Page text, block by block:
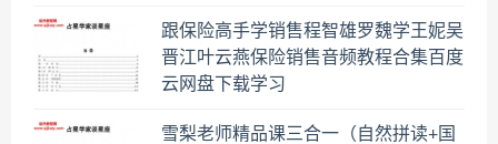
跟保险高手学销售程智雄罗魏学王妮吴
晋江叶云燕保险销售音频教程合集百度
云网盘下载学习
雪梨老师精品课三合一（自然拼读+国